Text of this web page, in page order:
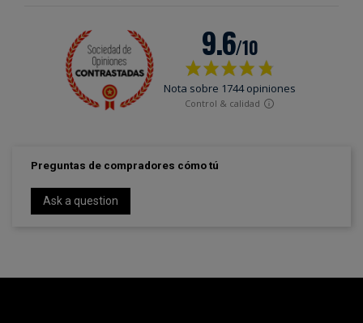
Preguntas de compradores cómo tú
Ask a question